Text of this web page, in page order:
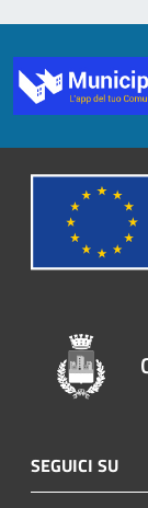
SEGUICI SU